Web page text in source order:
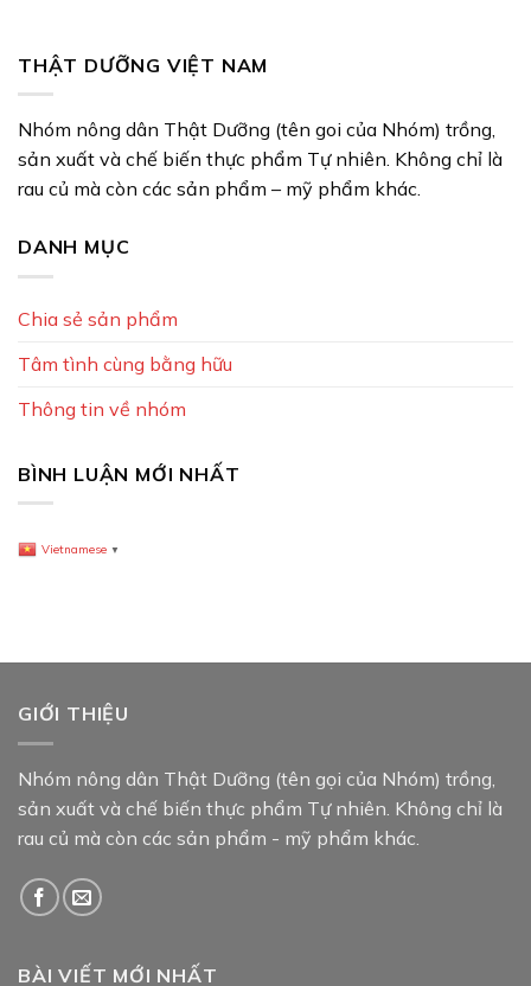
THẬT DƯỠNG VIỆT NAM
Nhóm nông dân Thật Dưỡng (tên goi của Nhóm) trồng,
sản xuất và chế biến thực phẩm Tự nhiên. Không chỉ là
rau củ mà còn các sản phẩm – mỹ phẩm khác.
DANH MỤC
Chia sẻ sản phẩm
Tâm tình cùng bằng hữu
Thông tin về nhóm
BÌNH LUẬN MỚI NHẤT
Vietnamese ▼
GIỚI THIỆU
Nhóm nông dân Thật Dưỡng (tên gọi của Nhóm) trồng,
sản xuất và chế biến thực phẩm Tự nhiên. Không chỉ là
rau củ mà còn các sản phẩm - mỹ phẩm khác.
BÀI VIẾT MỚI NHẤT